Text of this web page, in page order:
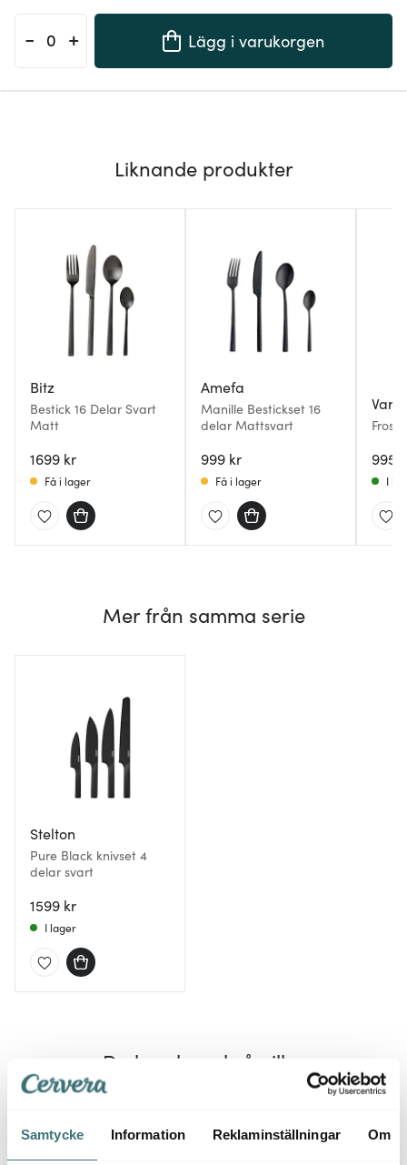
Samtycke Information Reklaminställningar Om
- + Lägg i varukorgen
Liknande produkter
Bitz
Bestick 16 Delar Svart
Matt
1699 kr
Få i lager
Amefa
Manille Bestickset 16
delar Mattsvart
999 kr
Få i lager
Frost
995
I
Mer från samma serie
Stelton
Pure Black knivset 4
delar svart
1599 kr
I lager
Du kanske också gillar
50%